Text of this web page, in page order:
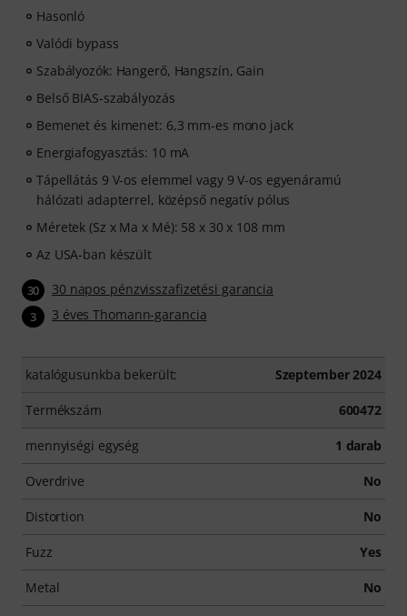
Hasonló
Valódi bypass
Szabályozók: Hangerő, Hangszín, Gain
Belső BIAS-szabályozás
Bemenet és kimenet: 6,3 mm-es mono jack
Energiafogyasztás: 10 mA
Tápellátás 9 V-os elemmel vagy 9 V-os egyenáramú
hálózati adapterrel, középső negatív pólus
Méretek (Sz x Ma x Mé): 58 x 30 x 108 mm
Az USA-ban készült
30 30 napos pénzvisszafizetési garancia
3 3 éves Thomann-garancia
katalógusunkba bekerült: Szeptember 2024
Termékszám 600472
mennyiségi egység 1 darab
Overdrive No
Distortion No
Fuzz Yes
Metal No